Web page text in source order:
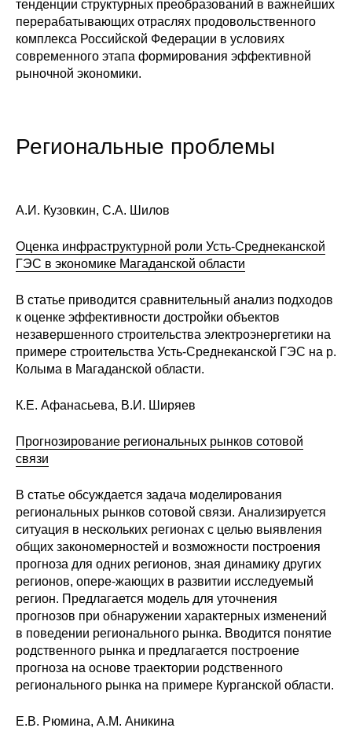
Материалы
Конкурсы и вакансии
тенденции структурных преобразований в важнейших
перерабатывающих отраслях продовольственного
комплекса Российской Федерации в условиях
современного этапа формирования эффективной
рыночной экономики.
Региональные проблемы
А.И. Кузовкин, С.А. Шилов
Оценка инфраструктурной роли Усть-Среднеканской
ГЭС в экономике Магаданской области
В статье приводится сравнительный анализ подходов
к оценке эффективности достройки объектов
незавершенного строительства электроэнергетики на
примере строительства Усть-Среднеканской ГЭС на р.
Колыма в Магаданской области.
К.Е. Афанасьева, В.И. Ширяев
Прогнозирование региональных рынков сотовой
связи
В статье обсуждается задача моделирования
региональных рынков сотовой связи. Анализируется
ситуация в нескольких регионах с целью выявления
общих закономерностей и возможности построения
прогноза для одних регионов, зная динамику других
регионов, опере-жающих в развитии исследуемый
регион. Предлагается модель для уточнения
прогнозов при обнаружении характерных изменений
в поведении регионального рынка. Вводится понятие
родственного рынка и предлагается построение
прогноза на основе траектории родственного
регионального рынка на примере Курганской области.
Е.В. Рюмина, А.М. Аникина